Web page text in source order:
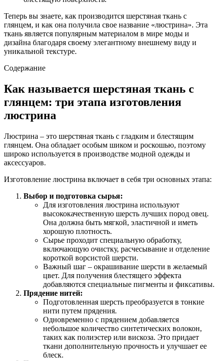
Теперь вы знаете, как производится шерстяная ткань с
глянцем, и как она получила свое название «люстрина». Эта
ткань является популярным материалом в мире моды и
дизайна благодаря своему элегантному внешнему виду и
уникальной текстуре.
Содержание
Как называется шерстяная ткань с
глянцем: три этапа изготовления
люстрина
Люстрина – это шерстяная ткань с гладким и блестящим
глянцем. Она обладает особым шиком и роскошью, поэтому
широко используется в производстве модной одежды и
аксессуаров.
Изготовление люстрина включает в себя три основных этапа:
Выбор и подготовка сырья:
Для изготовления люстрина используют
высококачественную шерсть лучших пород овец.
Она должна быть мягкой, эластичной и иметь
хорошую плотность.
Сырье проходит специальную обработку,
включающую очистку, расчесывание и отделение
короткой ворсистой шерсти.
Важный шаг – окрашивание шерсти в желаемый
цвет. Для получения блестящего эффекта
добавляются специальные пигменты и фиксативы.
Прядение нитей:
Подготовленная шерсть преобразуется в тонкие
нити путем прядения.
Одновременно с прядением добавляется
небольшое количество синтетических волокон,
таких как полиэстер или вискоза. Это придает
ткани дополнительную прочность и улучшает ее
блеск.